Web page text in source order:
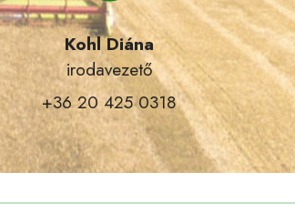
Kohl Diána
irodavezető
+36 20 425 0318